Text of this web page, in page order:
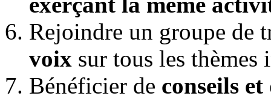
Rejoindre un groupe de
voix sur tous les
Bénéficier de conseils